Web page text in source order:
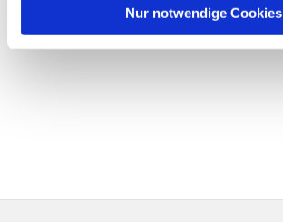
Nur notwendige Cookies